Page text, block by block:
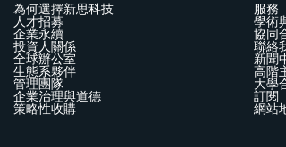
為何選擇新思科技
人才招募
企業永續
投資人關係
全球辦公室
生態系夥伴
管理團隊
企業治理與道德
策略性收購
服務
學術
協同
聯絡
新聞
高階
大學
訂閱
網站